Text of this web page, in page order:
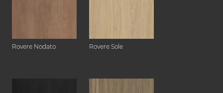
Rovere Nodato Rovere Sole